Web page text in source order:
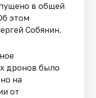
в общей
этом
Собянин.
дронов было
на
от